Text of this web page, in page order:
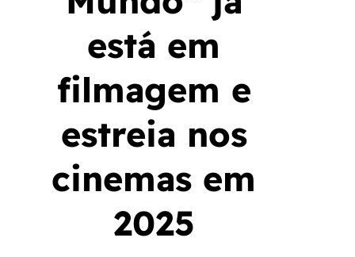
está em
filmagem e
estreia nos
cinemas em
2025